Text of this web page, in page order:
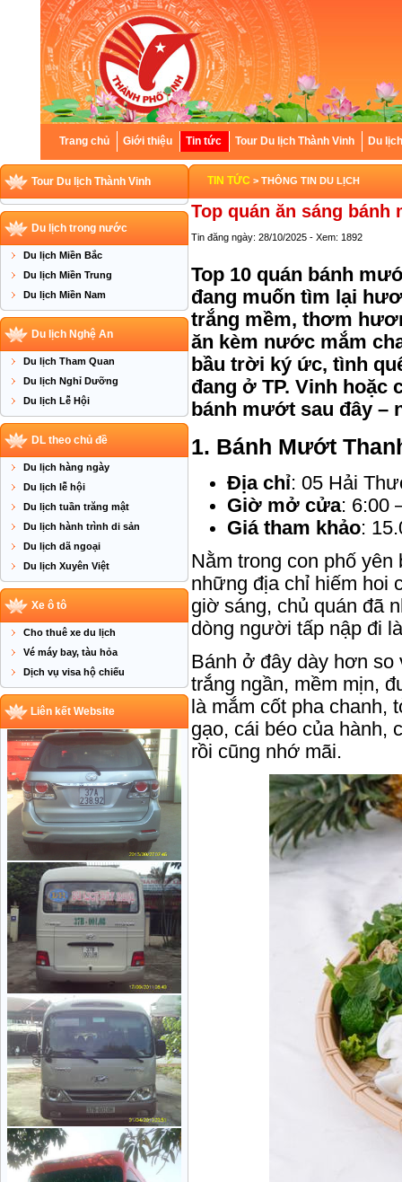
Trang chủ Giới thiệu Tin tức Tour Du lịch Thành Vinh Du
Tour Du lịch Thành Vinh
Du lịch trong nước
Du lịch Miền Bắc
Du lịch Miền Trung
Du lịch Miền Nam
Du lịch Nghệ An
Du lịch Tham Quan
Du lịch Nghỉ Dưỡng
Du lịch Lễ Hội
DL theo chủ đề
Du lịch hàng ngày
Du lịch lễ hội
Du lịch tuần trăng mật
Du lịch hành trình di sản
Du lịch dã ngoại
Du lịch Xuyên Việt
Xe ô tô
Cho thuê xe du lịch
Vé máy bay, tàu hỏa
Dịch vụ visa hộ chiếu
Liên kết Website
TIN TỨC > THÔNG TIN DU LỊCH
Top quán ăn sáng
Tin đăng ngày: 28/10/2025 - Xem: 1892
Top 10 quán bánh
đang muốn tìm lại
trắng mềm, thơm
ăn kèm nước mắm
bầu trời ký ức, tình
đang ở TP. Vinh hoặc
bánh mướt sau đây –
1. Bánh Mướt
Địa chỉ: 05 Hải
Giờ mở cửa: 6:00
Giá tham khảo:
Nằm trong con phố
những địa chỉ hiếm hoi
giờ sáng, chủ quán đã
dòng người tấp nập đi
Bánh ở đây dày hơn
trắng ngần, mềm mịn,
là mắm cốt pha
gạo, cái béo của hành,
rồi cũng nhớ mãi.